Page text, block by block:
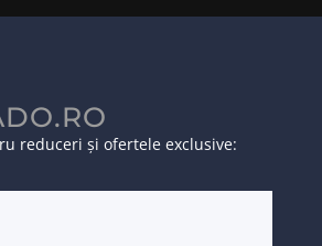
reduceri și ofertele exclusive: